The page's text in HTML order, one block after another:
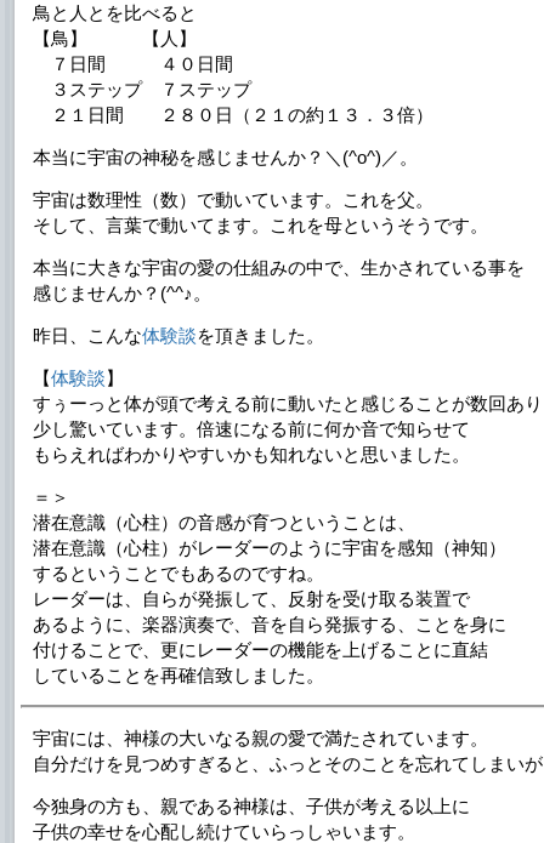
鳥と人とを比べると
【鳥】 【人】
７日間 ４０日間
３ステップ ７ステップ
２１日間 ２８０日（２１の約１３．３倍）
本当に宇宙の神秘を感じませんか？＼(^o^)／。
宇宙は数理性（数）で動いています。これを父。
そして、言葉で動いてます。これを母というそうです。
本当に大きな宇宙の愛の仕組みの中で、生かされている事を
感じませんか？(^^♪。
昨日、こんな体験談を頂きました。
【体験談】
すぅーっと体が頭で考える前に動いたと感じることが数回あ
少し驚いています。倍速になる前に何か音で知らせて
もらえればわかりやすいかも知れないと思いました。
＝＞
潜在意識（心柱）の音感が育つということは、
潜在意識（心柱）がレーダーのように宇宙を感知（神知）
するということでもあるのですね。
レーダーは、自らが発振して、反射を受け取る装置で
あるように、楽器演奏で、音を自ら発振する、ことを身に
付けることで、更にレーダーの機能を上げることに直結
していることを再確信致しました。
宇宙には、神様の大いなる親の愛で満たされています。
自分だけを見つめすぎると、ふっとそのことを忘れてしまい
今独身の方も、親である神様は、子供が考える以上に
子供の幸せを心配し続けていらっしゃいます。